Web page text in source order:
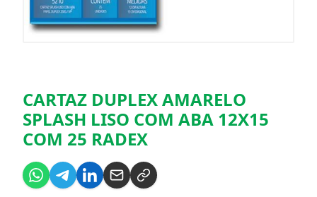
CARTAZ DUPLEX AMARELO
SPLASH LISO COM ABA 12X15
COM 25 RADEX